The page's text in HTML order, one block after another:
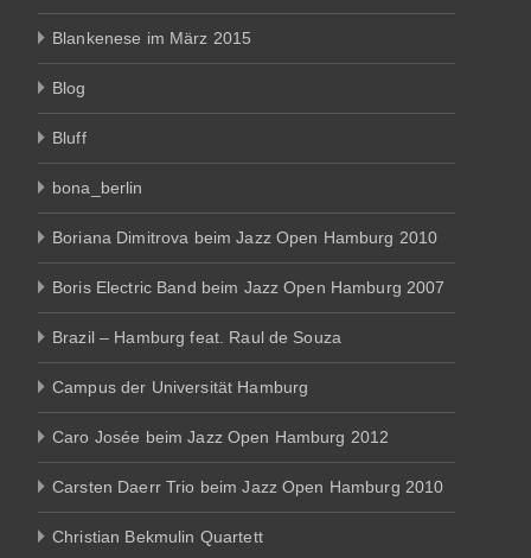
Blankenese im März 2015
Blog
Bluff
bona_berlin
Boriana Dimitrova beim Jazz Open Hamburg 2010
Boris Electric Band beim Jazz Open Hamburg 2007
Brazil – Hamburg feat. Raul de Souza
Campus der Universität Hamburg
Caro Josée beim Jazz Open Hamburg 2012
Carsten Daerr Trio beim Jazz Open Hamburg 2010
Christian Bekmulin Quartett